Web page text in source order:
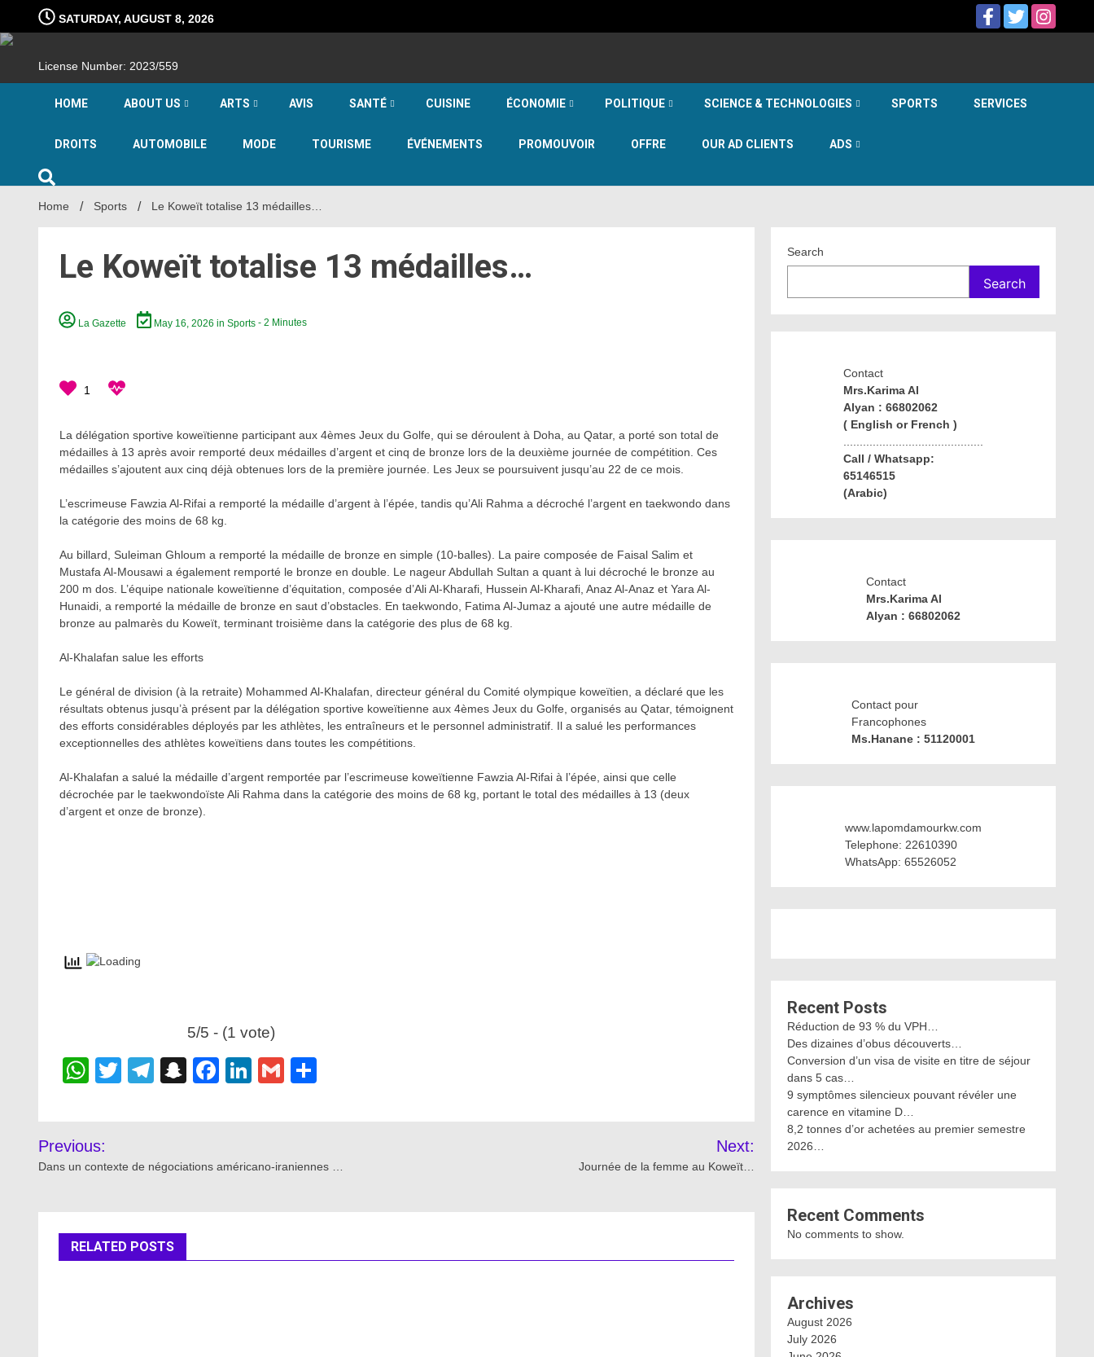
content
SATURDAY, AUGUST 8, 2026
License Number: 2023/559
HOME ABOUT US ARTS AVIS SANTÉ CUISINE ÉCONOMIE POLITIQUE SCIENCE & TECHNOLOGIES SPORTS SERVICES
DROITS AUTOMOBILE MODE TOURISME ÉVÉNEMENTS PROMOUVOIR OFFRE OUR AD CLIENTS ADS
Home Sports Le Koweït totalise 13 médailles…
Le Koweït totalise 13 médailles…
La Gazette May 16, 2026inSports - 2 Minutes
1
La délégation sportive koweïtienne participant aux 4èmes Jeux du Golfe, qui se déroulent à Doha, au Qatar, a porté son total de
médailles à 13 après avoir remporté deux médailles d’argent et cinq de bronze lors de la deuxième journée de compétition. Ces
médailles s’ajoutent aux cinq déjà obtenues lors de la première journée. Les Jeux se poursuivent jusqu’au 22 de ce mois.
L’escrimeuse Fawzia Al-Rifai a remporté la médaille d’argent à l’épée, tandis qu’Ali Rahma a décroché l’argent en taekwondo dans
la catégorie des moins de 68 kg.
Au billard, Suleiman Ghloum a remporté la médaille de bronze en simple (10-balles). La paire composée de Faisal Salim et
Mustafa Al-Mousawi a également remporté le bronze en double. Le nageur Abdullah Sultan a quant à lui décroché le bronze au
200 m dos. L’équipe nationale koweïtienne d’équitation, composée d’Ali Al-Kharafi, Hussein Al-Kharafi, Anaz Al-Anaz et Yara Al-
Hunaidi, a remporté la médaille de bronze en saut d’obstacles. En taekwondo, Fatima Al-Jumaz a ajouté une autre médaille de
bronze au palmarès du Koweït, terminant troisième dans la catégorie des plus de 68 kg.
Al-Khalafan salue les efforts
Le général de division (à la retraite) Mohammed Al-Khalafan, directeur général du Comité olympique koweïtien, a déclaré que les
résultats obtenus jusqu’à présent par la délégation sportive koweïtienne aux 4èmes Jeux du Golfe, organisés au Qatar, témoignent
des efforts considérables déployés par les athlètes, les entraîneurs et le personnel administratif. Il a salué les performances
exceptionnelles des athlètes koweïtiens dans toutes les compétitions.
Al-Khalafan a salué la médaille d’argent remportée par l’escrimeuse koweïtienne Fawzia Al-Rifai à l’épée, ainsi que celle
décrochée par le taekwondoïste Ali Rahma dans la catégorie des moins de 68 kg, portant le total des médailles à 13 (deux
d’argent et onze de bronze).
5/5 - (1 vote)
WhatsApp
Twitter
Telegram
Snapchat
Facebook
LinkedIn
Gmail
Post
navigation
Previous:
Dans un contexte de négociations américano-iraniennes …
Next:
Journée de la femme au Koweït…
RELATED POSTS
Search
Search
Contact
Mrs.Karima Al
Alyan : 66802062
( English or French )
...........................................
Call / Whatsapp:
65146515
(Arabic)
Contact
Mrs.Karima Al
Alyan : 66802062
Contact pour
Francophones
Ms.Hanane : 51120001
www.lapomdamourkw.com
Telephone: 22610390
WhatsApp: 65526052
Recent Posts
Réduction de 93 % du VPH…
Des dizaines d’obus découverts…
Conversion d’un visa de visite en titre de séjour
dans 5 cas…
9 symptômes silencieux pouvant révéler une
carence en vitamine D…
8,2 tonnes d’or achetées au premier semestre
2026…
Recent Comments
No comments to show.
Archives
August 2026
July 2026